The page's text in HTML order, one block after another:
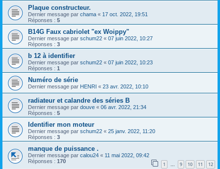
Plaque constructeur.
Dernier message par chama « 17 oct. 2022, 19:51
Réponses : 5
B14G Faux cabriolet "ex Woippy"
Dernier message par schum22 « 07 juin 2022, 10:27
Réponses : 3
b 12 à identifier
Dernier message par schum22 « 07 juin 2022, 10:23
Réponses : 1
Numéro de série
Dernier message par HENRI « 23 avr. 2022, 10:10
radiateur et calandre des séries B
Dernier message par douve « 06 avr. 2022, 21:34
Réponses : 5
Identifier mon moteur
Dernier message par schum22 « 25 janv. 2022, 11:20
Réponses : 3
manque de puissance .
Dernier message par calou24 « 11 mai 2022, 09:42
Réponses : 170 1 … 9 10 11 12